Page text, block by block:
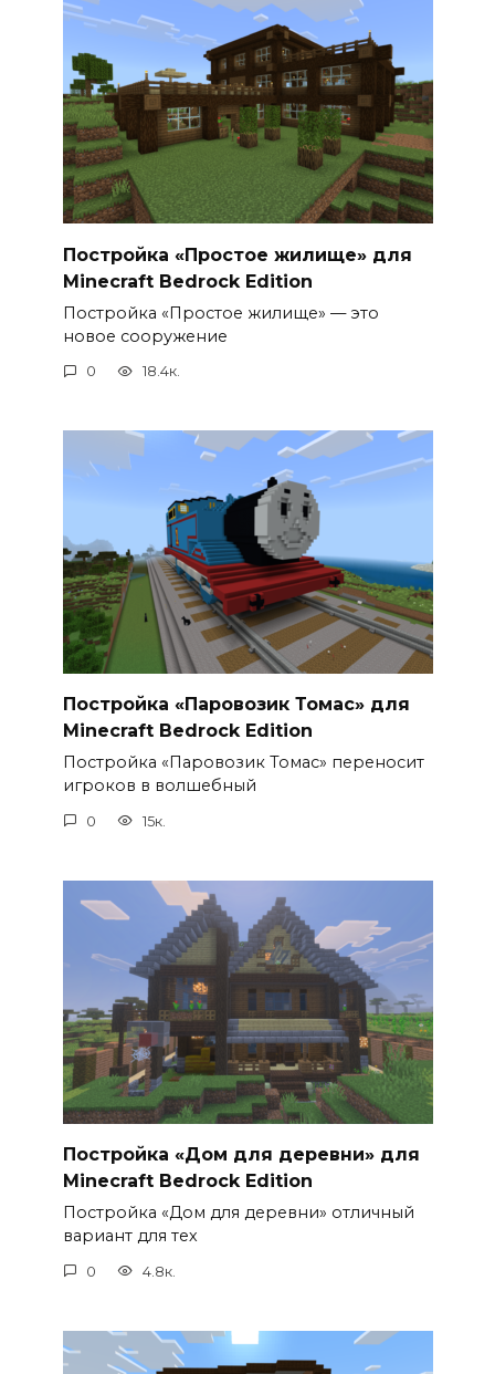
Постройка «Простое жилище» для
Minecraft Bedrock Edition
Постройка «Простое жилище» — это
новое сооружение
0 18.4к.
Постройка «Паровозик Томас» для
Minecraft Bedrock Edition
Постройка «Паровозик Томас» переносит
игроков в волшебный
0 15к.
Постройка «Дом для деревни» для
Minecraft Bedrock Edition
Постройка «Дом для деревни» отличный
вариант для тех
0 4.8к.